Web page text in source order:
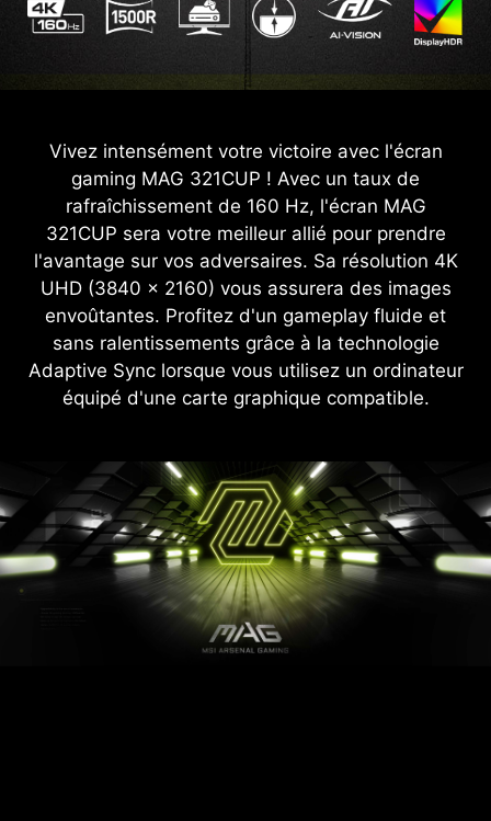
Vivez intensément votre victoire avec l'écran
gaming MAG 321CUP ! Avec un taux de
rafraîchissement de 160 Hz, l'écran MAG
321CUP sera votre meilleur allié pour prendre
l'avantage sur vos adversaires. Sa résolution 4K
UHD (3840 x 2160) vous assurera des images
envoûtantes. Profitez d'un gameplay fluide et
sans ralentissements grâce à la technologie
Adaptive Sync lorsque vous utilisez un ordinateur
équipé d'une carte graphique compatible.